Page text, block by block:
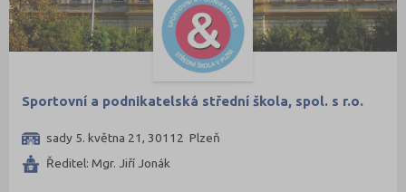
Sportovní a podnikatelská střední škola, spol. s r.o.
sady 5. května 21, 30112 Plzeň
Ředitel: Mgr. Jiří Jonák